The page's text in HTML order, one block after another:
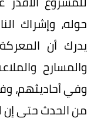
حوله، وإشراك
يدرك أن
والمسارح
وفي أحاديثهم،
من الحدث حتى إن